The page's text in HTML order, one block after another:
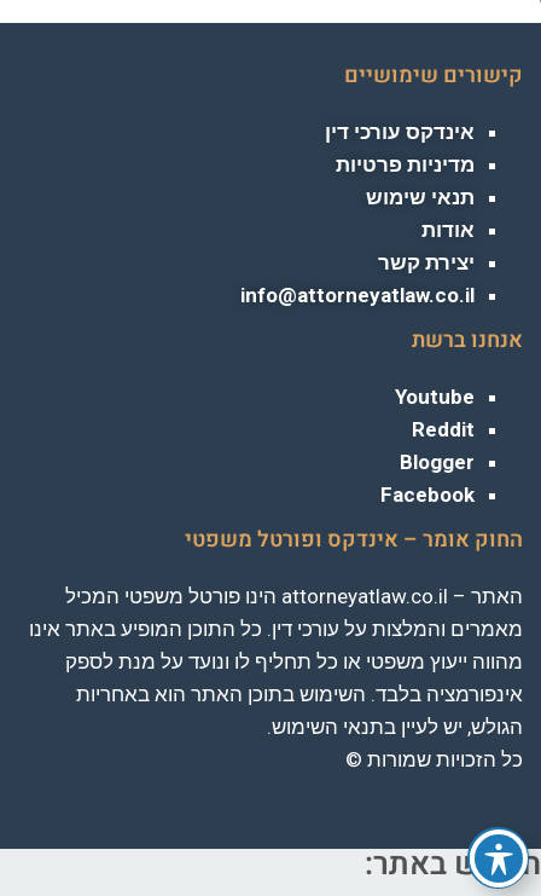
קישורים שימושיים
אינדקס עורכי דין
מדיניות פרטיות
תנאי שימוש
אודות
יצירת קשר
info@attorneyatlaw.co.il
אנחנו ברשת
Youtube
Reddit
Blogger
Facebook
החוק אומר – אינדקס ופורטל משפטי
האתר – attorneyatlaw.co.il הינו פורטל משפטי המכיל
מאמרים והמלצות על עורכי דין. כל התוכן המופיע באתר אינו
מהווה ייעוץ משפטי או כל תחליף לו ונועד על מנת לספק
אינפורמציה בלבד. השימוש בתוכן האתר הוא באחריות
הגולש, יש לעיין בתנאי השימוש.
כל הזכויות שמורות ©
חיפוש באתר: